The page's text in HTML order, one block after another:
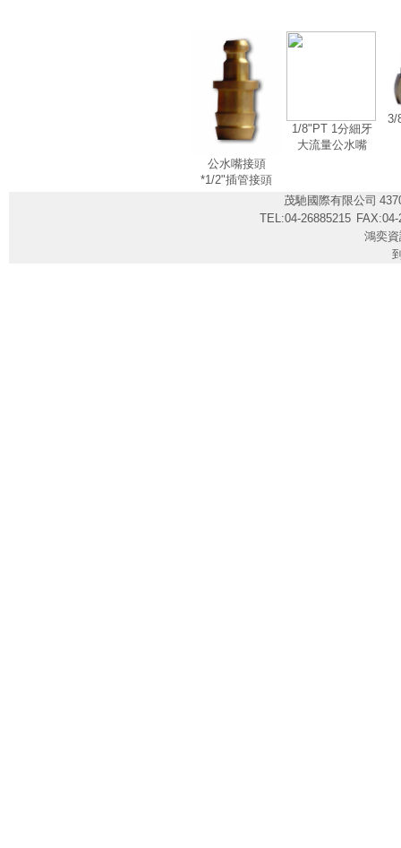
公水嘴接頭
*1/2"插管接頭
1/8"PT 1分細牙
大流量公水嘴
3/
茂馳國際有限公司
TEL:04-26885215
鴻奕